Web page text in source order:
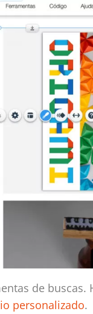
de buscas.
personalizado.